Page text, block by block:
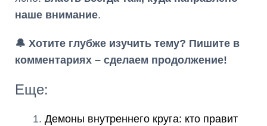
наше внимание.
🔔 Хотите глубже изучить тему? Пишите в
комментариях – сделаем продолжение!
Еще:
Демоны внутреннего круга: кто правит